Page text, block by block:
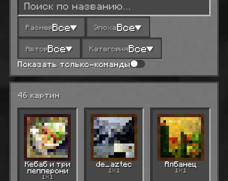
РазмерВсе ЭпохаВсе
АвторВсе КатегорияВсе
Показать только-команды
46 картин
Кебаб и три
пепперони
1×1
de_aztec
1×1
Албанец
1×1